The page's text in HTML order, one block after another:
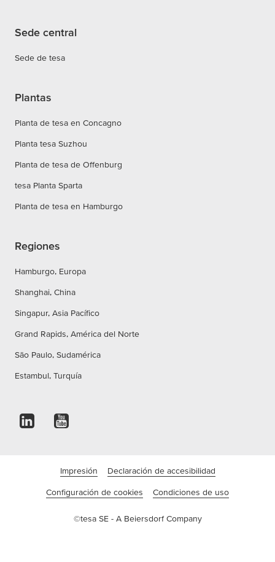
Sede central
Sede de tesa
Plantas
Planta de tesa en Concagno
Planta tesa Suzhou
Planta de tesa de Offenburg
tesa Planta Sparta
Planta de tesa en Hamburgo
Regiones
Hamburgo, Europa
Shanghai, China
Singapur, Asia Pacífico
Grand Rapids, América del Norte
São Paulo, Sudamérica
Estambul, Turquía
Impresión Declaración de accesibilidad
Configuración de cookies Condiciones de uso
©tesa SE - A Beiersdorf Company